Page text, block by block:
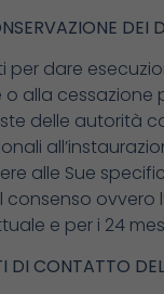
DEI
per dare
o alla
delle autorità
alle Sue
ovvero
e per i 24
DI CONTATTO